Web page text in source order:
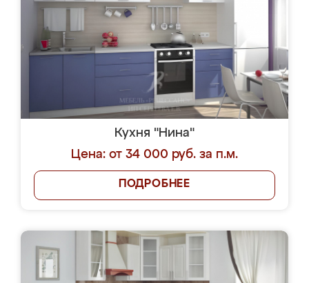
Кухня "Нина"
Цена: от 34 000 руб. за п.м.
ПОДРОБНЕЕ